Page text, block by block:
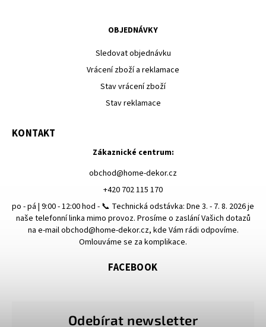
OBJEDNÁVKY
Sledovat objednávku
Vrácení zboží a reklamace
Stav vrácení zboží
Stav reklamace
Odebírat newsletter
KONTAKT
Zákaznické centrum:
obchod@home-dekor.cz
+420 702 115 170
po - pá | 9:00 - 12:00 hod - 📞 Technická odstávka: Dne 3. - 7. 8. 2026 je
naše telefonní linka mimo provoz. Prosíme o zaslání Vašich dotazů
na e-mail obchod@home-dekor.cz, kde Vám rádi odpovíme.
Omlouváme se za komplikace.
FACEBOOK